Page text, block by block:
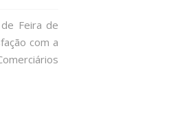
Feira de
com a